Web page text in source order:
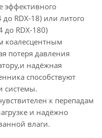
эффективного
до RDX-18) или литого
до RDX-180)
коалесцентным
потеря давления
надёжная
способствуют
системы.
к перепадам
и надёжно
влаги.